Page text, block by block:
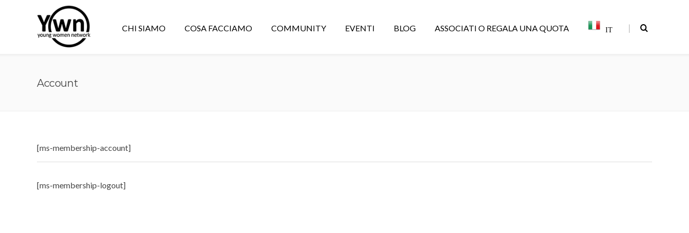
CHI SIAMO COSA FACCIAMO COMMUNITY EVENTI BLOG ASSOCIATI O REGALA UNA QUOTA IT |
Account
[ms-membership-account]
[ms-membership-logout]